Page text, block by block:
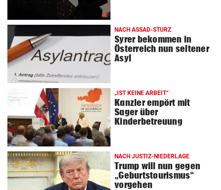
NACH ASSAD-STURZ
Syrer bekommen in
Österreich nun seltener
Asyl
„IST KEINE ARBEIT“
Kanzler empört mit
Sager über
Kinderbetreuung
NACH JUSTIZ-NIEDERLAGE
Trump will nun gegen
„Geburtstourismus“
vorgehen